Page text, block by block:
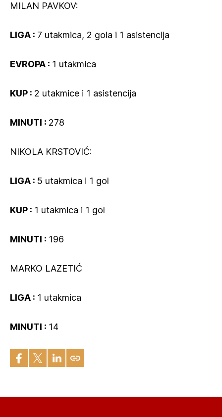
MILAN PAVKOV:
LIGA : 7 utakmica, 2 gola i 1 asistencija
EVROPA : 1 utakmica
KUP : 2 utakmice i 1 asistencija
MINUTI : 278
NIKOLA KRSTOVIĆ:
LIGA : 5 utakmica i 1 gol
KUP : 1 utakmica i 1 gol
MINUTI : 196
MARKO LAZETIĆ
LIGA : 1 utakmica
MINUTI : 14